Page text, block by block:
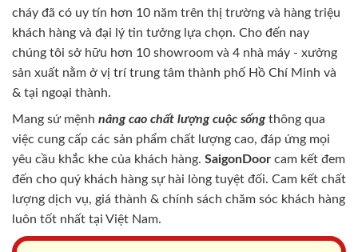
cháy đã có uy tín hơn 10 năm trên thị trường và hàng triệu
khách hàng và đại lý tin tưởng lựa chọn. Cho đến nay
chúng tôi sở hữu hơn 10 showroom và 4 nhà máy - xưởng
sản xuất nằm ở vị trí trung tâm thành phố Hồ Chí Minh và
& tại ngoại thành.
Mang sứ mệnh nâng cao chất lượng cuộc sốngthông qua
việc cung cấp các sản phẩm chất lượng cao, đáp ứng mọi
yêu cầu khắc khe của khách hàng. SaigonDoor cam kết đem
đến cho quý khách hàng sự hài lòng tuyệt đối. Cam kết chất
lượng dịch vụ, giá thành & chính sách chăm sóc khách hàng
luôn tốt nhất tại Việt Nam.